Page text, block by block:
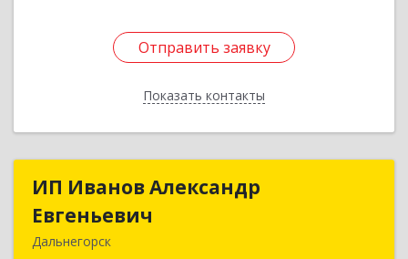
Отправить заявку
Показать контакты
Отправить заявку
Назад
ИП Иванов Александр
Евгеньевич
Дальнегорск
ИП Иванов Александр